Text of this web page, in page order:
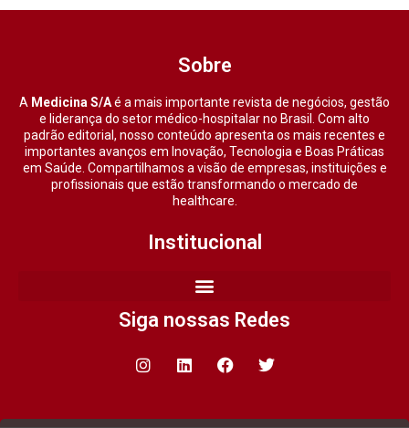
Sobre
A Medicina S/Aé a mais importante revista de negócios, gestão
e liderança do setor médico-hospitalar no Brasil. Com alto
padrão editorial, nosso conteúdo apresenta os mais recentes e
importantes avanços em Inovação, Tecnologia e Boas Práticas
em Saúde. Compartilhamos a visão de empresas, instituições e
profissionais que estão transformando o mercado de
healthcare.
Institucional
Siga nossas Redes